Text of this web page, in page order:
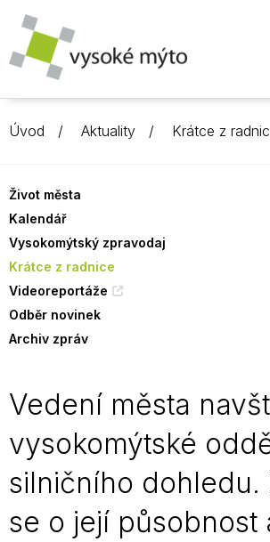
Úvod Aktuality Krátce z
Život města
Kalendář
Vysokomýtský zpravodaj
Krátce z radnice
Videoreportáže
Odběr novinek
Archiv zpráv
Vedení města
vysokomýtské
silničního dohledu.
se o její působnost